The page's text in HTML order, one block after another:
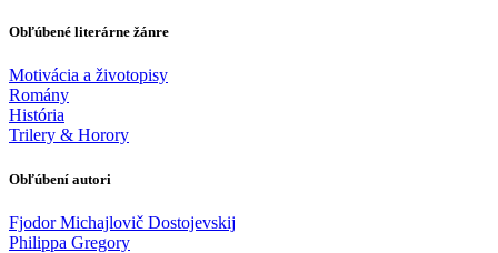
Obľúbené literárne žánre
Motivácia a životopisy
Romány
História
Trilery & Horory
Obľúbení autori
Fjodor Michajlovič Dostojevskij
Philippa Gregory